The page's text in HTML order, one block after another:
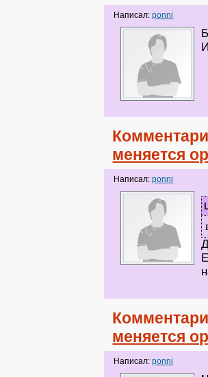
Написал:ponni
меняется
Написал:ponni
меняется
Написал:ponni